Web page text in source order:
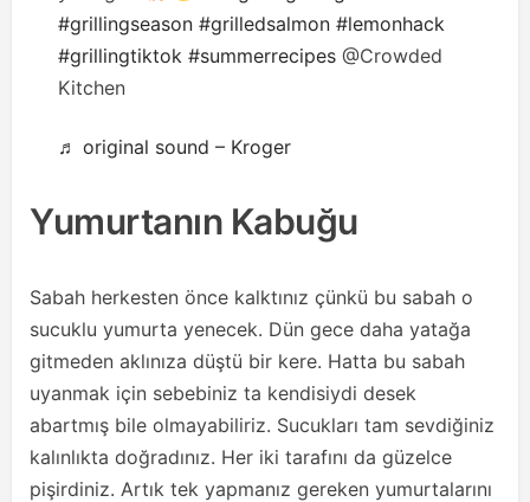
#grillingseason #grilledsalmon #lemonhack
#grillingtiktok #summerrecipes @Crowded
Kitchen
♬ original sound – Kroger
Yumurtanın Kabuğu
Sabah herkesten önce kalktınız çünkü bu sabah o
sucuklu yumurta yenecek. Dün gece daha yatağa
gitmeden aklınıza düştü bir kere. Hatta bu sabah
uyanmak için sebebiniz ta kendisiydi desek
abartmış bile olmayabiliriz. Sucukları tam sevdiğiniz
kalınlıkta doğradınız. Her iki tarafını da güzelce
pişirdiniz. Artık tek yapmanız gereken yumurtalarını